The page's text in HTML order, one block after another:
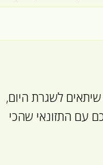
לשגרת היום,
עם התזונאי שהכי